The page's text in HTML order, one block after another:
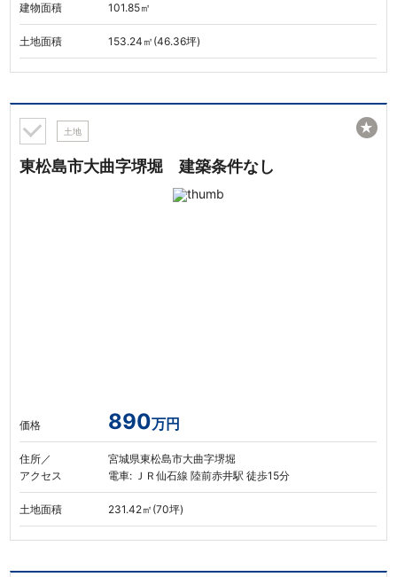
建物面積 101.85㎡
土地面積 153.24㎡(46.36坪)
土地
東松島市大曲字堺堀 建築条件なし
価格 890万円
住所／
アクセス
宮城県東松島市大曲字堺堀
電車: ＪＲ仙石線 陸前赤井駅 徒歩15分
土地面積 231.42㎡(70坪)
★